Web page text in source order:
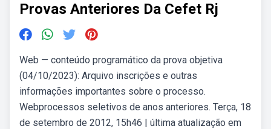
Provas Anteriores Da Cefet Rj
Web — conteúdo programático da prova objetiva
(04/10/2023): Arquivo inscrições e outras
informações importantes sobre o processo.
Webprocessos seletivos de anos anteriores. Terça, 18
de setembro de 2012, 15h46 | última atualização em